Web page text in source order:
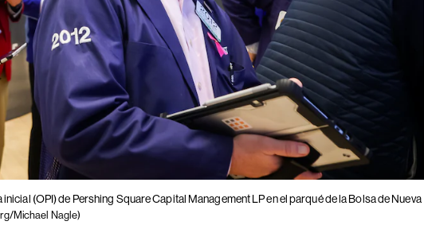
(OPI) de Pershing Square Capital Management LP en el parqué de la Bolsa de Nueva
Michael Nagle)